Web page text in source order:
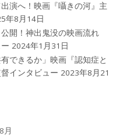
演へ！映画『囁きの河』主
年8月14日
開！神出鬼没の映画流れ
2024年1月31日
できるか」映画『認知症と
インタビュー 2023年8月21
月